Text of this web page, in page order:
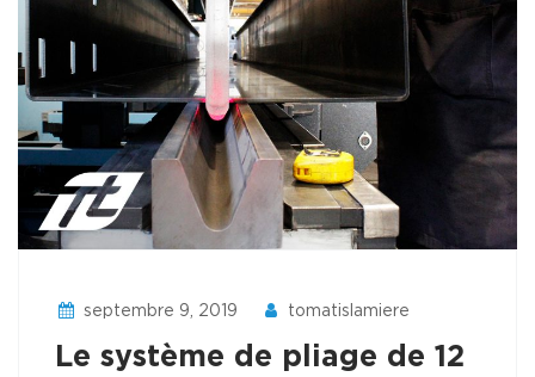
septembre 9, 2019 tomatislamiere
Le système de pliage de 12